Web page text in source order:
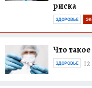
риска
ЗДОРОВЬЕ
Что
ЗДОРОВЬЕ